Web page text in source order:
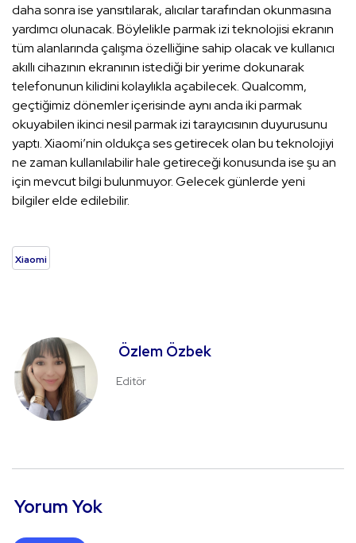
daha sonra ise yansıtılarak, alıcılar tarafından okunmasına
yardımcı olunacak. Böylelikle parmak izi teknolojisi ekranın
tüm alanlarında çalışma özelliğine sahip olacak ve kullanıcı
akıllı cihazının ekranının istediği bir yerime dokunarak
telefonunun kilidini kolaylıkla açabilecek. Qualcomm,
geçtiğimiz dönemler içerisinde aynı anda iki parmak
okuyabilen ikinci nesil parmak izi tarayıcısının duyurusunu
yaptı. Xiaomi’nin oldukça ses getirecek olan bu teknolojiyi
ne zaman kullanılabilir hale getireceği konusunda ise şu an
için mevcut bilgi bulunmuyor. Gelecek günlerde yeni
bilgiler elde edilebilir.
Xiaomi
Özlem Özbek
Editör
Yorum Yok